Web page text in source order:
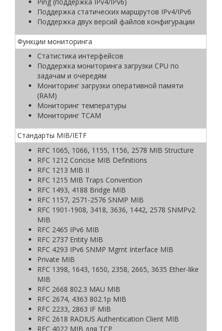
Поддержка статических маршрутов IPv4/IPv6
Поддержка двух версий файлов конфигурации
Функции мониторинга
Статистика интерфейсов
Поддержка мониторинга загрузки CPU по
задачам и очередям
Мониторинг загрузки оперативной памяти
(RAM)
Мониторинг температуры
Мониторинг TCAM
Стандарты MIB/IETF
RFC 1065, 1066, 1155, 1156, 2578 MIB Structure
RFC 1212 Concise MIB Definitions
RFC 1213 MIB II
RFC 1215 MIB Traps Convention
RFC 1493, 4188 Bridge MIB
RFC 1157, 2571-2576 SNMP MIB
RFC 1901-1908, 3418, 3636, 1442, 2578 SNMPv2
MIB
RFC 2465 IPv6 MIB
RFC 2737 Entity MIB
RFC 4293 IPv6 SNMP Mgmt Interface MIB
Private MIB
RFC 1398, 1643, 1650, 2358, 2665, 3635 Ether-like
MIB
RFC 2668 802.3 MAU MIB
RFC 2674, 4363 802.1p MIB
RFC 2233, 2863 IF MIB
RFC 2618 RADIUS Authentication Client MIB
RFC 4022 MIB для TCP